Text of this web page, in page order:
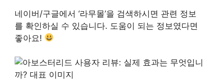
네이버/구글에서 ‘라무몰’을 검색하시면 관련 정보
를 확인하실 수 있습니다. 도움이 되는 정보였다면
좋아요!